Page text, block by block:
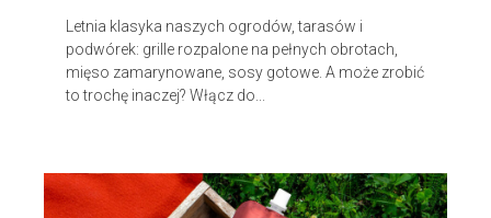
Letnia klasyka naszych ogrodów, tarasów i
podwórek: grille rozpalone na pełnych obrotach,
mięso zamarynowane, sosy gotowe. A może zrobić
to trochę inaczej? Włącz do...